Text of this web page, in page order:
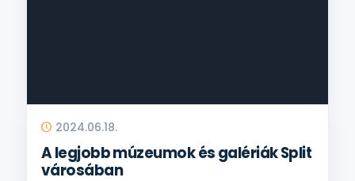
2024.06.18.
A legjobb múzeumok és galériák Split
városában